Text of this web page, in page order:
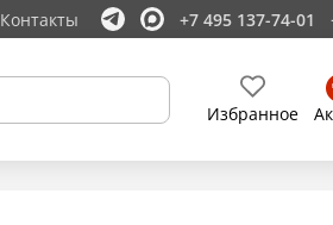
Контакты +7 495 137-74-01
Избранное